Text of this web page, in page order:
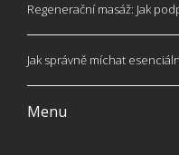
Regenerační masáž: Jak
Jak správně míchat
Menu